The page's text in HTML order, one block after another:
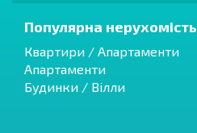
Популярна нерухомість
Квартири / Апартаменти
Апартаменти
Будинки / Вілли